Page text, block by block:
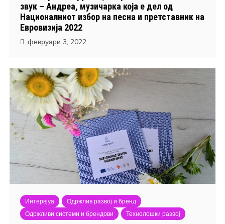
звук – Андреа, музичарка која е дел од
Националниот избор на песна и претставник на
Евровизија 2022
февруари 3, 2022
Интервјуа
Одржлив развој и бренд
Одржливи системи и брендови
Технолошки развој